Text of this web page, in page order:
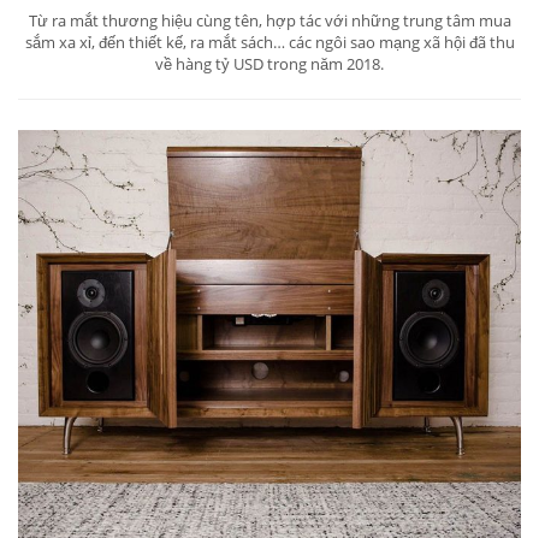
Từ ra mắt thương hiệu cùng tên, hợp tác với những trung tâm mua
sắm xa xỉ, đến thiết kế, ra mắt sách… các ngôi sao mạng xã hội đã thu
về hàng tỷ USD trong năm 2018.